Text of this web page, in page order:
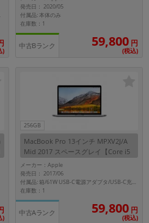
)
GB/512GB SSD】
発売日： 2020/05
付属品: 本体のみ
在庫数：1
中古Bランク 59,800 円
(税込)
)
256GB
MacBook Pro 13インチ MPXV2J/A
Mid 2017 スペースグレイ【Core i5
(3.1GHz)/16GB/256GB SSD】
メーカー：Apple
発売日： 2017/06
付属品: 箱/61W USB-C電源アダプタ/USB-C充電ケーブル/マニュアル
在庫数：1
中古Aランク 59,800 円
(税込)